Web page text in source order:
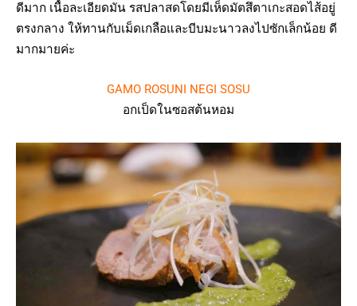
ดีมาก เนื้อละเอียดมัน รสปลาสดโดยมีเห็ดมัตสึตาเกะสอดไส้อยู่
ตรงกลาง ให้ทานกับเม็ดเกลือและบีบมะนาวลงไปซักเล็กน้อย ดี
มากมายค่ะ
GAMO ROSUNI NEGI SOSU
อกเป็ดในซอสต้นหอม